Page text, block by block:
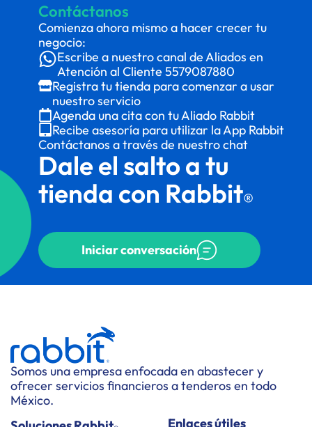
Contáctanos
Comienza ahora mismo a hacer crecer tu
negocio:
Escribe a nuestro canal de Aliados en
Atención al Cliente 5579087880
Registra tu tienda para comenzar a usar
nuestro servicio
Agenda una cita con tu Aliado Rabbit
Recibe asesoría para utilizar la App Rabbit
Contáctanos a través de nuestro chat
Dale el salto a tu
tienda con Rabbit®
Iniciar conversación
Somos una empresa enfocada en abastecer y
ofrecer servicios financieros a tenderos en todo
México.
Enlaces útiles